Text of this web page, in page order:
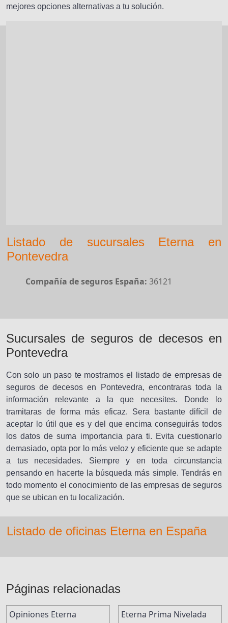
mejores opciones alternativas a tu solución.
Listado de sucursales Eterna en
Pontevedra
Compañía de seguros España: 36121
Sucursales de seguros de decesos en
Pontevedra
Con solo un paso te mostramos el listado de empresas de
seguros de decesos en Pontevedra, encontraras toda la
información relevante a la que necesites. Donde lo
tramitaras de forma más eficaz. Sera bastante difícil de
aceptar lo útil que es y del que encima conseguirás todos
los datos de suma importancia para ti. Evita cuestionarlo
demasiado, opta por lo más veloz y eficiente que se adapte
a tus necesidades. Siempre y en toda circunstancia
pensando en hacerte la búsqueda más simple. Tendrás en
todo momento el conocimiento de las empresas de seguros
que se ubican en tu localización.
Listado de oficinas Eterna en España
Páginas relacionadas
Opiniones Eterna Eterna Prima Nivelada